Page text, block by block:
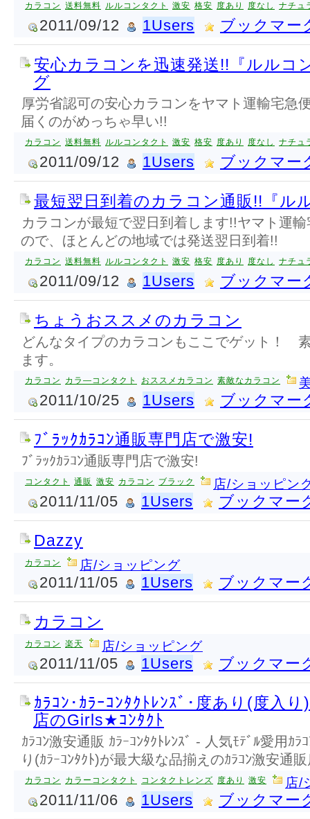
カラコン 送料無料 ルルコンタクト 激安 格安 度あり 度なし ナチュ
2011/09/12 1Users ブックマー
安心カラコンを迅速発送!!『ルルコ
グ
厚労省認可の安心カラコンをヤマト運輸宅急
届くのがめっちゃ早い!!
カラコン 送料無料 ルルコンタクト 激安 格安 度あり 度なし ナチュ
2011/09/12 1Users ブックマー
最短翌日到着のカラコン通販!!『ル
カラコンが最短で翌日到着します!!ヤマト運
ので、ほとんどの地域では発送翌日到着!!
カラコン 送料無料 ルルコンタクト 激安 格安 度あり 度なし ナチュ
2011/09/12 1Users ブックマー
ちょうおススメのカラコン
どんなタイプのカラコンもここでゲット！
ます。
カラコン カラ―コンタクト おススメカラコン 素敵なカラコン
2011/10/25 1Users ブックマー
ﾌﾞﾗｯｸｶﾗｺﾝ通販専門店で激安!
ﾌﾞﾗｯｸｶﾗｺﾝ通販専門店で激安!
コンタクト 通販 激安 カラコン ブラック 店/ショッピン
2011/11/05 1Users ブックマー
Dazzy
カラコン 店/ショッピング
2011/11/05 1Users ブックマー
カラコン
カラコン 楽天 店/ショッピング
2011/11/05 1Users ブックマー
ｶﾗｺﾝ･ｶﾗｰｺﾝﾀｸﾄﾚﾝｽﾞ･度あり(度入
店のGirls★ｺﾝﾀｸﾄ
ｶﾗｺﾝ激安通販 ｶﾗｰｺﾝﾀｸﾄﾚﾝｽﾞ - 人気ﾓﾃﾞﾙ愛用ｶ
り(ｶﾗｰｺﾝﾀｸﾄ)が最大級な品揃えのｶﾗｺﾝ激安通
カラコン カラーコンタクト コンタクトレンズ 度あり 激安 店/
2011/11/06 1Users ブックマー